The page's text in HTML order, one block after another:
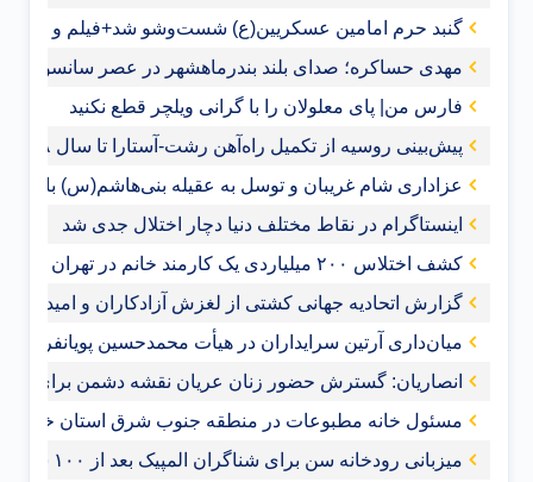
گنبد حرم امامین عسکریین(ع) شست‌وشو شد+فیلم و عکس
مهدی حساکره؛ صدای بلند بندرماهشهر در عصر سانسور و
فارس من| پای معلولان را با گرانی ویلچر قطع نکنید
پیش‌بینی روسیه از تکمیل راه‌آهن رشت-آستارا تا سال ‌۲۰۲۸
عزاداری شام غریبان و توسل به عقیله بنی‌هاشم(س) با
اینستاگرام در نقاط مختلف دنیا دچار اختلال جدی شد
کشف اختلاس ۲۰۰ میلیاردی یک کارمند خانم در تهران
گزارش اتحادیه جهانی کشتی از لغزش آزادکاران و امیدواری
میان‌داری آرتین سرایداران در هیأت محمدحسین
انصاریان: گسترش حضور زنان عریان نقشه دشمن برای
مسئول خانه مطبوعات در منطقه جنوب شرق استان
میزبانی رودخانه سن برای شناگران المپیک بعد از ۱۰۰ سال